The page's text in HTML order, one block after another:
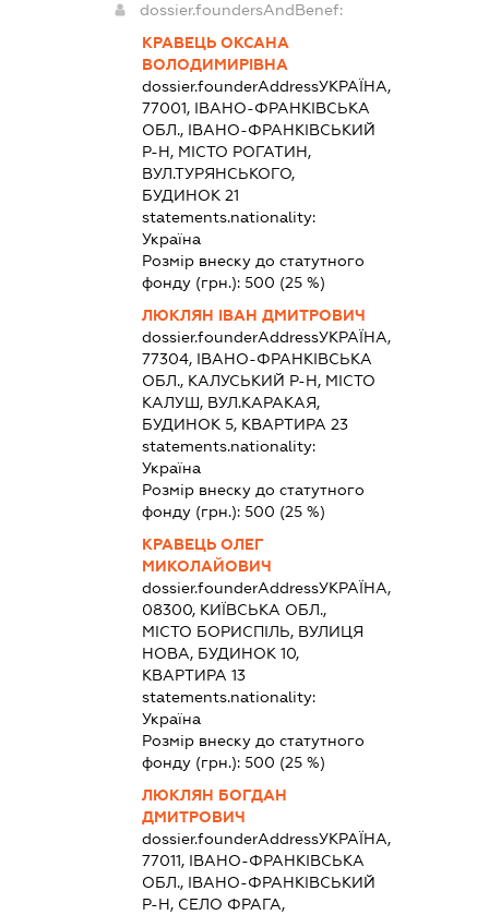
dossier.foundersAndBenef:
КРАВЕЦЬ ОКСАНА
ВОЛОДИМИРІВНА
dossier.founderAddressУКРАЇНА,
77001, ІВАНО-ФРАНКІВСЬКА
ОБЛ., ІВАНО-ФРАНКІВСЬКИЙ
Р-Н, МІСТО РОГАТИН,
ВУЛ.ТУРЯНСЬКОГО,
БУДИНОК 21
statements.nationality:
Україна
Розмір внеску до статутного
фонду (грн.):500 (25 %)
ЛЮКЛЯН ІВАН ДМИТРОВИЧ
dossier.founderAddressУКРАЇНА,
77304, ІВАНО-ФРАНКІВСЬКА
ОБЛ., КАЛУСЬКИЙ Р-Н, МІСТО
КАЛУШ, ВУЛ.КАРАКАЯ,
БУДИНОК 5, КВАРТИРА 23
statements.nationality:
Україна
Розмір внеску до статутного
фонду (грн.):500 (25 %)
КРАВЕЦЬ ОЛЕГ
МИКОЛАЙОВИЧ
dossier.founderAddressУКРАЇНА,
08300, КИЇВСЬКА ОБЛ.,
МІСТО БОРИСПІЛЬ, ВУЛИЦЯ
НОВА, БУДИНОК 10,
КВАРТИРА 13
statements.nationality:
Україна
Розмір внеску до статутного
фонду (грн.):500 (25 %)
ЛЮКЛЯН БОГДАН
ДМИТРОВИЧ
dossier.founderAddressУКРАЇНА,
77011, ІВАНО-ФРАНКІВСЬКА
ОБЛ., ІВАНО-ФРАНКІВСЬКИЙ
Р-Н, СЕЛО ФРАГА,